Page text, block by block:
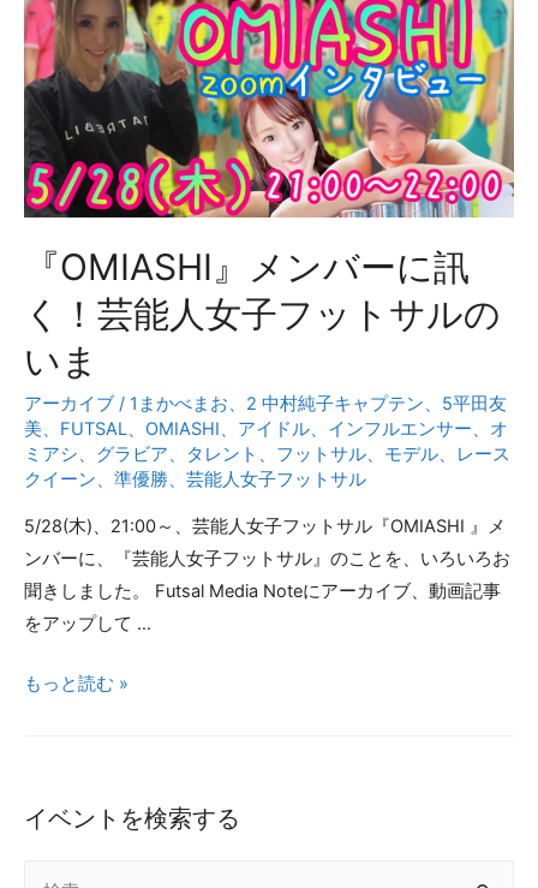
フ
ッ
ト
サ
ル
選
手・
佑
ス
ペ
シ
ャ
ル
イ
ン
タ
ビ
ー
し
『OMIASHI』メンバーに訊
く！芸能人女子フットサルの
いま
アーカイブ / 1まかべまお、 2 中村純子キャプテン、 5平田友
美、 FUTSAL、 OMIASHI、 アイドル、 インフルエンサー、 オ
ミアシ、 グラビア、 タレント 、 フットサル、 モデル、
レース
クイーン、 準優勝、 芸能人女子フットサル
5/28(木)、21:00～、芸能人女子フットサル『OMIASHI 』メ
ンバーに、『芸能人女子フットサル』のことを、いろいろお
聞きしました。 Futsal Media Noteにアーカイブ、動画記事
をアップして …
『OMIASHI』
ー
もっと読む »
イベントを検索する